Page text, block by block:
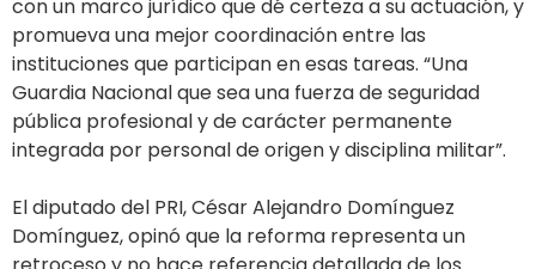
con un marco jurídico que dé certeza a su actuación, y
promueva una mejor coordinación entre las
instituciones que participan en esas tareas. “Una
Guardia Nacional que sea una fuerza de seguridad
pública profesional y de carácter permanente
integrada por personal de origen y disciplina militar”.
El diputado del PRI, César Alejandro Domínguez
Domínguez, opinó que la reforma representa un